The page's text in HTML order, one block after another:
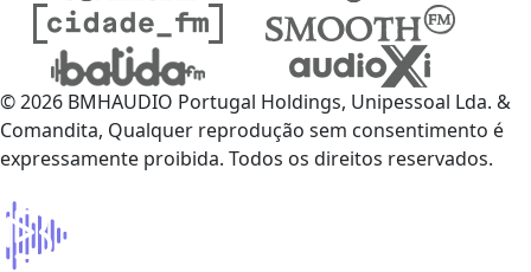
© 2026 BMHAUDIO Portugal Holdings, Unipessoal Lda. &
Comandita, Qualquer reprodução sem consentimento é
expressamente proibida. Todos os direitos reservados.